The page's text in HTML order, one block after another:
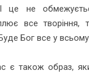
І це не
все
Бог все у
є також образ,